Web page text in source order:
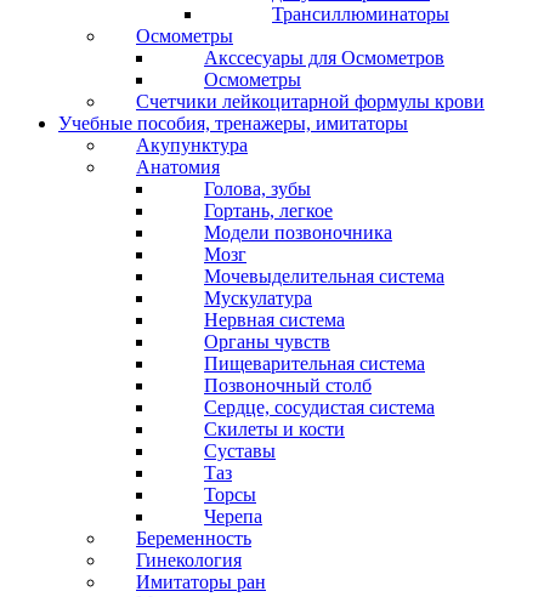
Трансиллюминаторы
Осмометры
Акссесуары для Осмометров
Осмометры
Счетчики лейкоцитарной формулы крови
Учебные пособия, тренажеры, имитаторы
Акупунктура
Анатомия
Голова, зубы
Гортань, легкое
Модели позвоночника
Мозг
Мочевыделительная система
Мускулатура
Нервная система
Органы чувств
Пищеварительная система
Позвоночный столб
Сердце, сосудистая система
Скилеты и кости
Суставы
Таз
Торсы
Черепа
Беременность
Гинекология
Имитаторы ран